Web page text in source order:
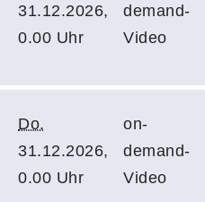
31.12.2026,
0.00 Uhr
demand-
Video
Do.
31.12.2026,
0.00 Uhr
on-
demand-
Video